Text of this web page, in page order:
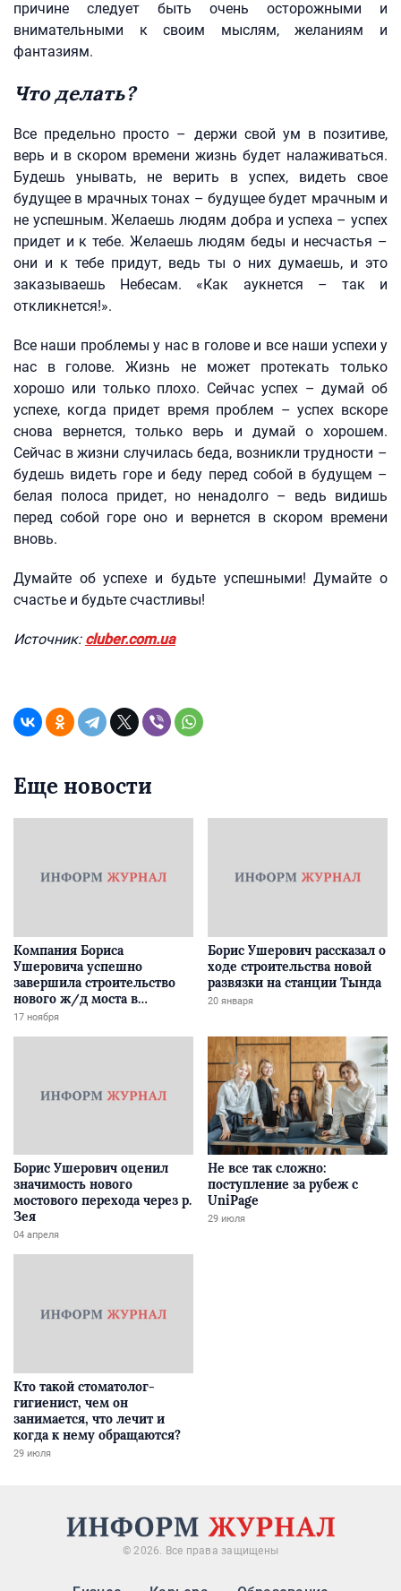
причине следует быть очень осторожными и
внимательными к своим мыслям, желаниям и
фантазиям.
Что делать?
Все предельно просто – держи свой ум в позитиве,
верь и в скором времени жизнь будет налаживаться.
Будешь унывать, не верить в успех, видеть свое
будущее в мрачных тонах – будущее будет мрачным и
не успешным. Желаешь людям добра и успеха – успех
придет и к тебе. Желаешь людям беды и несчастья –
они и к тебе придут, ведь ты о них думаешь, и это
заказываешь Небесам. «Как аукнется – так и
откликнется!».
Все наши проблемы у нас в голове и все наши успехи у
нас в голове. Жизнь не может протекать только
хорошо или только плохо. Сейчас успех – думай об
успехе, когда придет время проблем – успех вскоре
снова вернется, только верь и думай о хорошем.
Сейчас в жизни случилась беда, возникли трудности –
будешь видеть горе и беду перед собой в будущем –
белая полоса придет, но ненадолго – ведь видишь
перед собой горе оно и вернется в скором времени
вновь.
Думайте об успехе и будьте успешными! Думайте о
счастье и будьте счастливы!
Источник: cluber.com.ua
Еще новости
Компания Бориса
Ушеровича успешно
завершила строительство
нового ж/д моста в
Забайкалье
17 ноября
Борис Ушерович рассказал о
ходе строительства новой
развязки на станции Тында
20 января
Борис Ушерович оценил
значимость нового
мостового перехода через р.
Зея
04 апреля
Не все так сложно:
поступление за рубеж с
UniPage
29 июля
Кто такой стоматолог-
гигиенист, чем он
занимается, что лечит и
когда к нему обращаются?
29 июля
© 2026. Все права защищены